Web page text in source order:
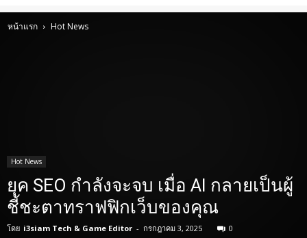
หน้าแรก Hot News
Hot News
ยุค SEO กำลังจะจบ เมื่อ AI กลายเป็นผู้
ชี้ชะตาทราฟฟิกเว็บของคุณ
โดย i3siam Tech & Game Editor - กรกฎาคม 3, 2025 0